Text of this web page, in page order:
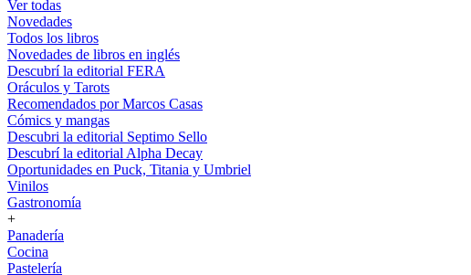
Ver todas
Novedades
Todos los libros
Novedades de libros en inglés
Descubrí la editorial FERA
Oráculos y Tarots
Recomendados por Marcos Casas
Cómics y mangas
Descubri la editorial Septimo Sello
Descubrí la editorial Alpha Decay
Oportunidades en Puck, Titania y Umbriel
Vinilos
Gastronomía
+
Panadería
Cocina
Pastelería